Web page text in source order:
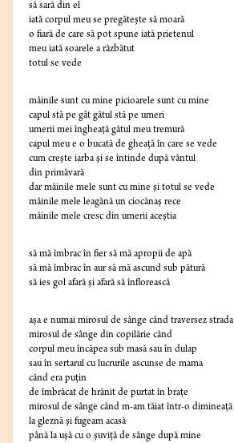
să sară din el
iată corpul meu se pregăteşte să moară
o fiară de care să pot spune iată prietenul
meu iată soarele a răzbătut
totul se vede
mâinile sunt cu mine picioarele sunt cu mine
capul stă pe gât gâtul stă pe umeri
umerii mei îngheaţă gâtul meu tremură
capul meu e o bucată de gheaţă în care se vede
cum creşte iarba şi se întinde după vântul
din primăvară
dar mâinile mele sunt cu mine şi totul se vede
mâinile mele leagănă un ciocănaş rece
mâinile mele cresc din umerii aceştia
să mă îmbrac în fier să mă apropii de apă
să mă îmbrac în aur să mă ascund sub pătură
să ies gol afară şi afară să înflorească
aşa e numai mirosul de sânge când traversez strada
mirosul de sânge din copilărie când
corpul meu încăpea sub masă sau în dulap
sau în sertarul cu lucrurile ascunse de mama
când era puţin
de îmbrăcat de hrănit de purtat în braţe
mirosul de sânge când m-am tăiat într-o dimineaţă
la gleznă şi fugeam acasă
până la uşă cu o şuviţă de sânge după mine